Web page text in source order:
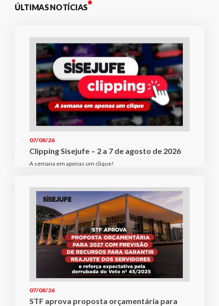
ÚLTIMAS NOTÍCIAS
07/08/26
Clipping Sisejufe – 2 a 7 de agosto de 2026
A semana em apenas um clique!
07/08/26
STF aprova proposta orçamentária para